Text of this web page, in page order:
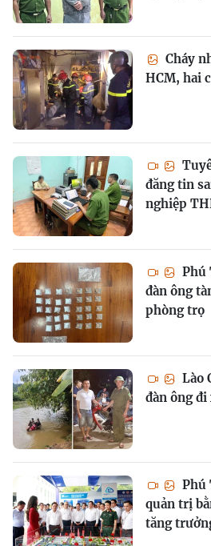
Cháy
HCM, hai
đăng tin
nghiệp
Phú
đàn ông
phòng trọ
Lào
đàn ông
Phú
quản trị
tăng